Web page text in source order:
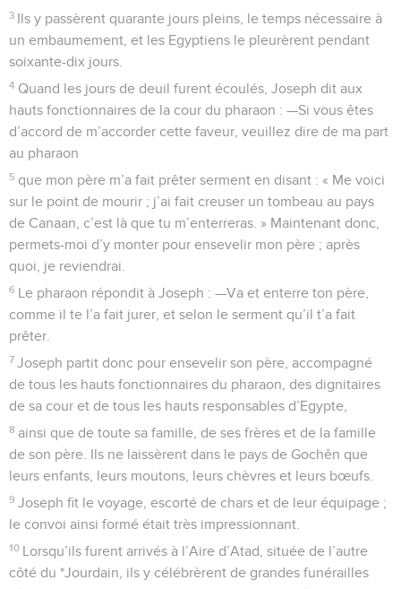
3 Ils y passèrent quarante jours pleins, le temps nécessaire à
un embaumement, et les Egyptiens le pleurèrent pendant
soixante-dix jours.
4 Quand les jours de deuil furent écoulés, Joseph dit aux
hauts fonctionnaires de la cour du pharaon : —Si vous êtes
d’accord de m’accorder cette faveur, veuillez dire de ma part
au pharaon
5 que mon père m’a fait prêter serment en disant : « Me voici
sur le point de mourir ; j’ai fait creuser un tombeau au pays
de Canaan, c’est là que tu m’enterreras. » Maintenant donc,
permets-moi d’y monter pour ensevelir mon père ; après
quoi, je reviendrai.
6 Le pharaon répondit à Joseph : —Va et enterre ton père,
comme il te l’a fait jurer, et selon le serment qu’il t’a fait
prêter.
7 Joseph partit donc pour ensevelir son père, accompagné
de tous les hauts fonctionnaires du pharaon, des dignitaires
de sa cour et de tous les hauts responsables d’Egypte,
8 ainsi que de toute sa famille, de ses frères et de la famille
de son père. Ils ne laissèrent dans le pays de Gochên que
leurs enfants, leurs moutons, leurs chèvres et leurs bœufs.
9 Joseph fit le voyage, escorté de chars et de leur équipage ;
le convoi ainsi formé était très impressionnant.
10 Lorsqu’ils furent arrivés à l’Aire d’Atad, située de l’autre
côté du *Jourdain, ils y célébrèrent de grandes funérailles